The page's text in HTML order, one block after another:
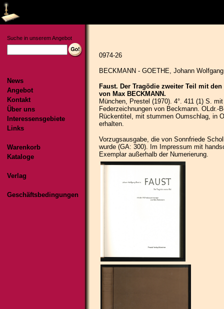
Suche in unserem Angebot
News
Angebot
Kontakt
Über uns
Interessensgebiete
Links
Warenkorb
Kataloge
Verlag
Geschäftsbedingungen